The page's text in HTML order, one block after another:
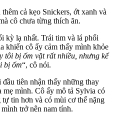
cả kẹo Snickers, ớt xanh và
cô chưa từng thích ăn.
kỳ lạ nhất. Trái tim và lá phổi
khiến cô ấy cảm thấy mình khỏe
tôi bị ốm vặt rất nhiều, nhưng kể
bị ốm“, cô nói.
tiên nhận thấy những thay
mẹ mình. Cô ấy mô tả Sylvia có
tin hơn và có mùi cơ thể nặng
trở nên nam tính.